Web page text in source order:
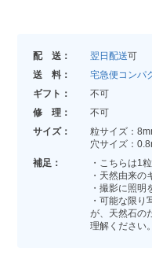
配 送： 翌日配送可
送 料：
宅急便コンパ
ギフト：
不可
修 理：
不可
サイズ：
粒サイズ：
穴サイズ：
補足：
・こちらは1
・天然由来の
・撮影に照明
・可能な限
が、天然石の
理解ください。